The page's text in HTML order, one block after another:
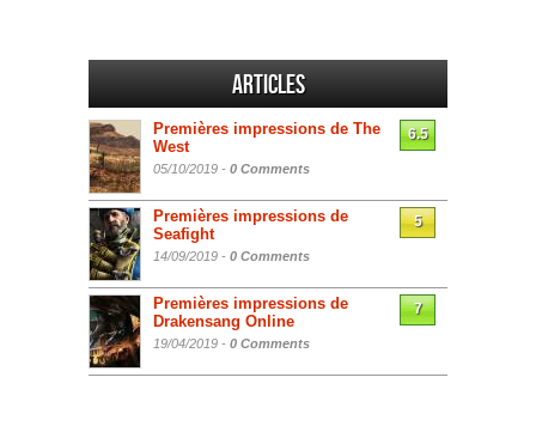
Articles
Premières impressions de The
West
05/10/2019 - 0 Comments
6.5
Premières impressions de
Seafight
14/09/2019 - 0 Comments
5
Premières impressions de
Drakensang Online
19/04/2019 - 0 Comments
7